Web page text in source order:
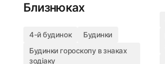
Близнюках
4-й будинок
Будинки
Будинки гороскопу в знаках
зодіаку